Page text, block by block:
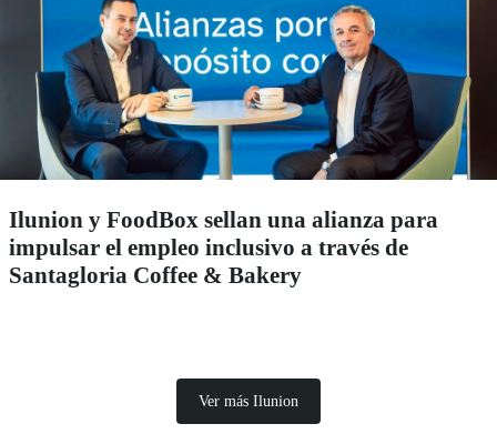
Ilunion y FoodBox sellan una alianza para
impulsar el empleo inclusivo a través de
Santagloria Coffee & Bakery
Ver más Ilunion